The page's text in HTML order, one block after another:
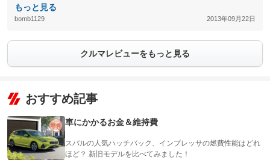
もっと見る
bomb1129 2013年09月22日
クルマレビューをもっと見る
おすすめ記事
車にかかるお金＆維持費
スバルの人気ハッチバック、インプレッサの燃費性能はどれ
ほど？ 新旧モデルを比べてみました！